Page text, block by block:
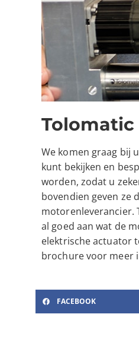
Tolomatic
We komen graag bij
kunt bekijken en
worden, zodat u
bovendien geven ze
motorenleverancier.
al goed aan wat de
elektrische actuator
brochure voor meer
FACEBOOK